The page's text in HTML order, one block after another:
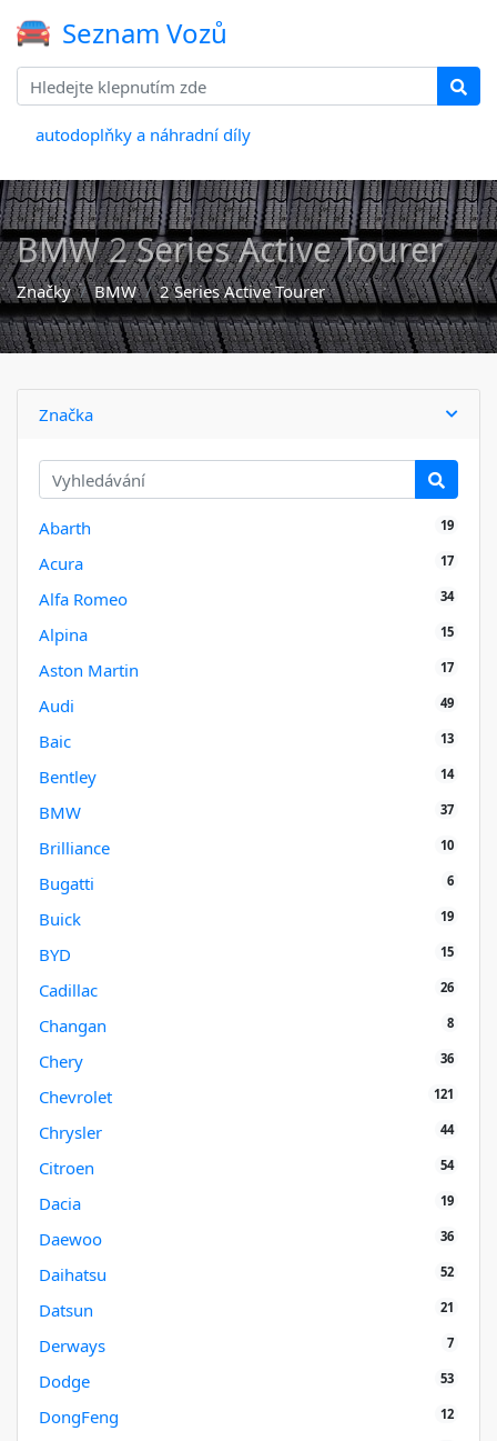
Seznam Vozů
autodoplňky a náhradní díly
BMW 2 Series Active Tourer
Značky BMW 2 Series Active Tourer
Značka
Abarth 19
Acura 17
Alfa Romeo 34
Alpina 15
Aston Martin 17
Audi 49
Baic 13
Bentley 14
BMW 37
Brilliance 10
Bugatti 6
Buick 19
BYD 15
Cadillac 26
Changan 8
Chery 36
Chevrolet 121
Chrysler 44
Citroen 54
Dacia 19
Daewoo 36
Daihatsu 52
Datsun 21
Derways 7
Dodge 53
DongFeng 12